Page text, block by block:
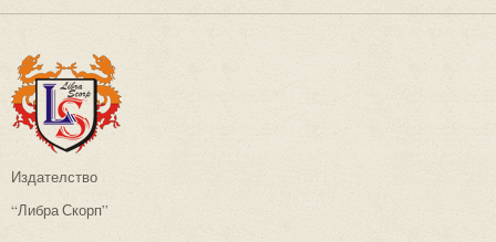
Издателство
“Либра Скорп”